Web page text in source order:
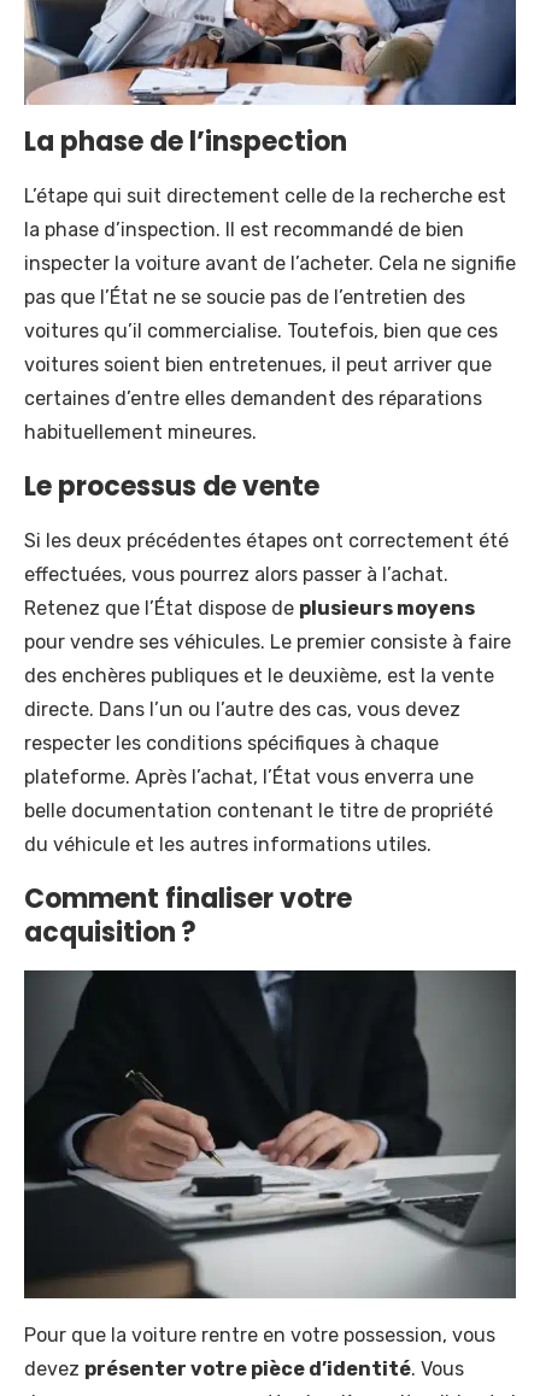
La phase de l’inspection
L’étape qui suit directement celle de la recherche est
la phase d’inspection. Il est recommandé de bien
inspecter la voiture avant de l’acheter. Cela ne signifie
pas que l’État ne se soucie pas de l’entretien des
voitures qu’il commercialise. Toutefois, bien que ces
voitures soient bien entretenues, il peut arriver que
certaines d’entre elles demandent des réparations
habituellement mineures.
Le processus de vente
Si les deux précédentes étapes ont correctement été
effectuées, vous pourrez alors passer à l’achat.
Retenez que l’État dispose de plusieurs moyens
pour vendre ses véhicules. Le premier consiste à faire
des enchères publiques et le deuxième, est la vente
directe. Dans l’un ou l’autre des cas, vous devez
respecter les conditions spécifiques à chaque
plateforme. Après l’achat, l’État vous enverra une
belle documentation contenant le titre de propriété
du véhicule et les autres informations utiles.
Comment finaliser votre
acquisition ?
Pour que la voiture rentre en votre possession, vous
devez présenter votre pièce d’identité. Vous